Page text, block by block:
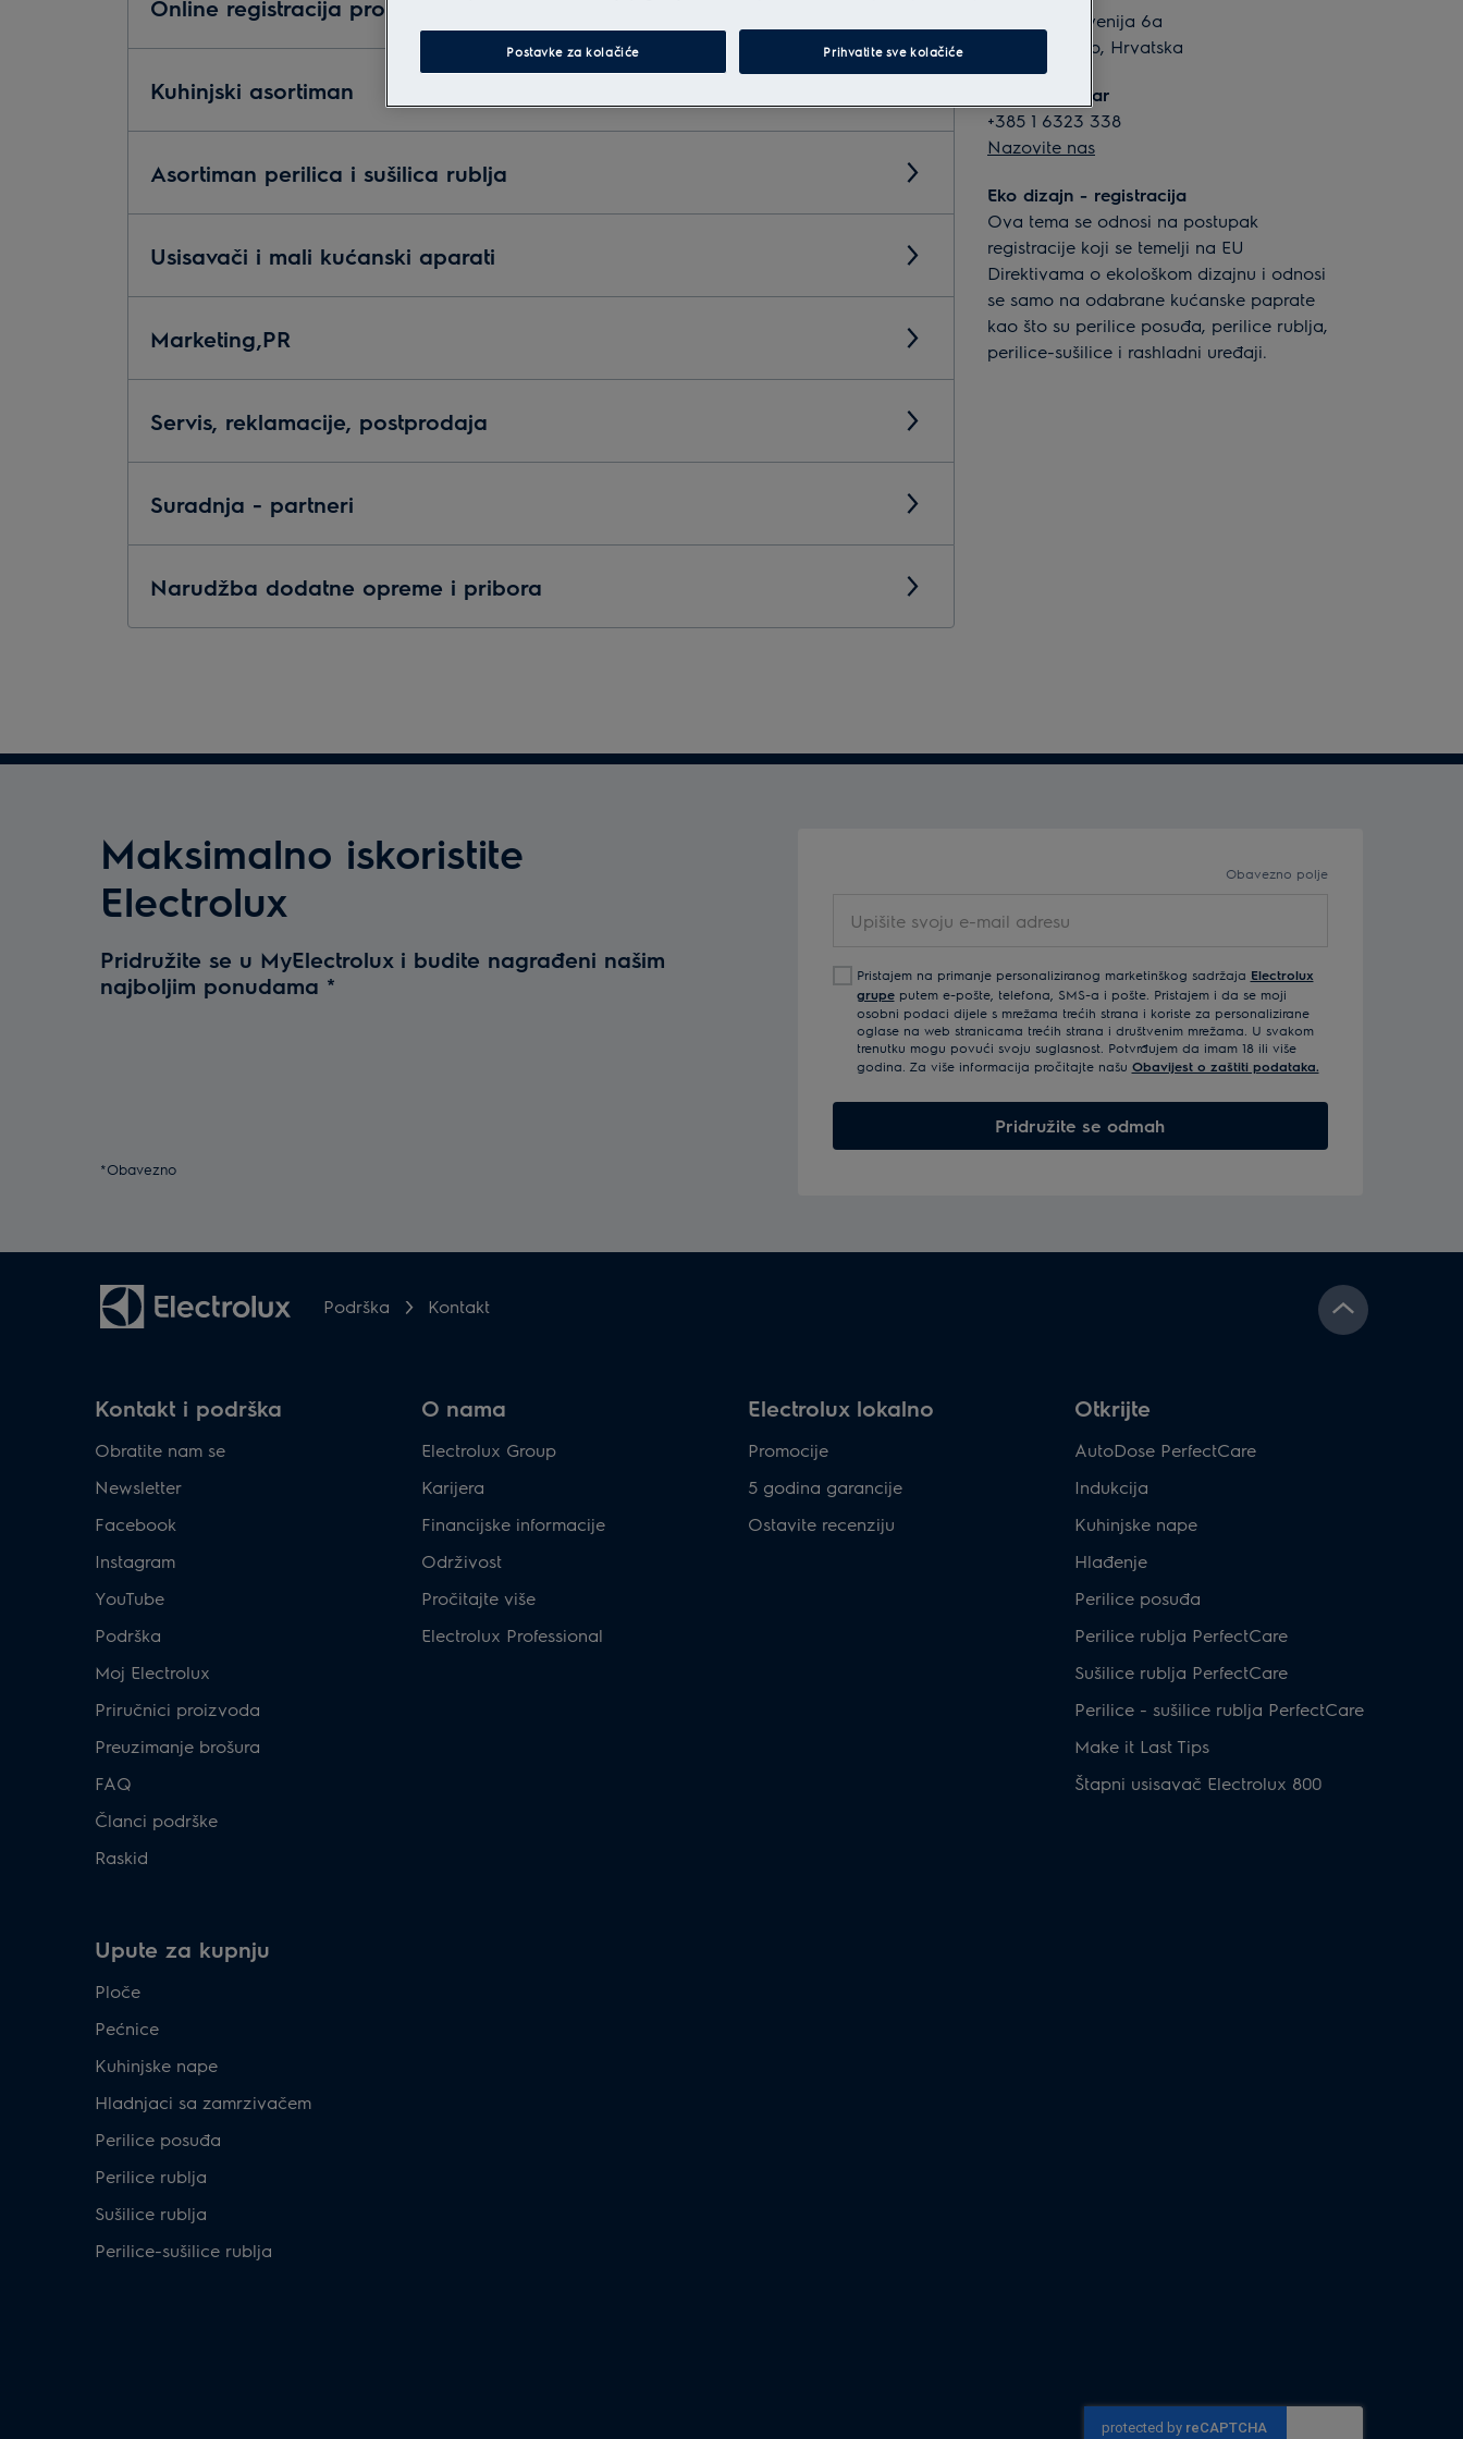
Online registracija proizvoda
Kuhinjski asortiman
Asortiman perilica i sušilica rublja
Usisavači i mali kućanski aparati
Marketing,PR
Servis, reklamacije, postprodaja
Suradnja - partneri
Narudžba dodatne opreme i pribora
Slavonska avenija 6a
10 000 Zagreb, Hrvatska
Kontakt centar
+385 1 6323 338
Nazovite nas
Eko dizajn - registracija
Ova tema se odnosi na postupak
registracije koji se temelji na EU
Direktivama o ekološkom dizajnu i odnosi
se samo na odabrane kućanske paprate
kao što su perilice posuđa, perilice rublja,
perilice-sušilice i rashladni uređaji.
Maksimalno iskoristite
Electrolux
Pridružite se u MyElectrolux i budite nagrađeni našim
najboljim ponudama *
*Obavezno
Obavezno polje
svoju
mail
adresu
Pristajem na primanje personaliziranog marketinškog sadržaja Electrolux
grupeputem e-pošte, telefona, SMS-a i pošte. Pristajem i da se moji
osobni podaci dijele s mrežama trećih strana i koriste za personalizirane
oglase na web stranicama trećih strana i društvenim mrežama. U svakom
trenutku mogu povući svoju suglasnost. Potvrđujem da imam 18 ili više
godina. Za više informacija pročitajte našu Obavijest o zaštiti podataka.
Pridružite se odmah
Podrška Kontakt
Kontakt i podrška
Obratite nam se
Newsletter
Facebook
Instagram
YouTube
Podrška
Moj Electrolux
Priručnici proizvoda
Preuzimanje brošura
FAQ
Članci podrške
Raskid
O nama
Electrolux Group
Karijera
Financijske informacije
Održivost
Pročitajte više
Electrolux Professional
Electrolux lokalno
Promocije
5 godina garancije
Ostavite recenziju
Otkrijte
AutoDose PerfectCare
Indukcija
Kuhinjske nape
Hlađenje
Perilice posuđa
Perilice rublja PerfectCare
Sušilice rublja PerfectCare
Perilice - sušilice rublja PerfectCare
Make it Last Tips
Štapni usisavač Electrolux 800
Upute za kupnju
Ploče
Pećnice
Kuhinjske nape
Hladnjaci sa zamrzivačem
Perilice posuđa
Perilice rublja
Sušilice rublja
Perilice-sušilice rublja
Postavke za kolačiće Prihvatite sve kolačiće